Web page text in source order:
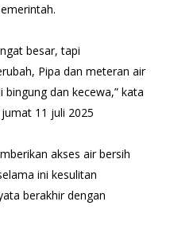
besar, tapi
Pipa dan meteran air
dan kecewa,” kata
11 juli 2025
akses air bersih
ini kesulitan
berakhir dengan